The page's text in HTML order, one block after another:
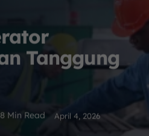
Tanggung
8 Min Read April 4, 2026